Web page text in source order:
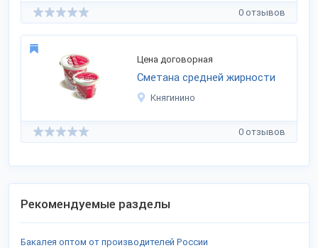
0 отзывов
Цена договорная
Сметана средней жирности
Княгинино
0 отзывов
Рекомендуемые разделы
Бакалея оптом от производителей России